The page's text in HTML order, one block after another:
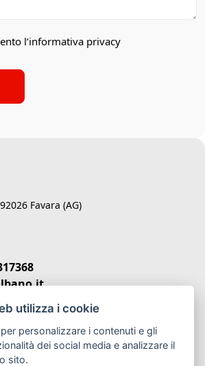
utilizza i cookie
personalizzare i contenuti e gli
dei social media e analizzare il
sito.
l’informativa privacy
Favara (AG)
-20:00